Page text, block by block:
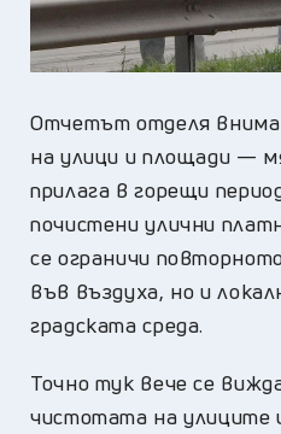
Отчетът отделя
на улици и площади —
прилага в горещи
почистени улични
се ограничи
във въздуха, но и
градската среда.
Точно тук вече се
чистотата на улиците